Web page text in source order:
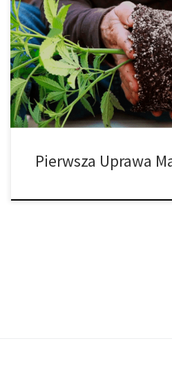
Jesteś więc gotowy, aby rozpocząć
automatycznie kwitnących, ale nie
Wyszukiwanie w Internecie wydaje
nieskończonej różnorodności
kiedy i gdzie uprawiać marihuanę.
zdezorientowany niż na początku,
Pierwsza Uprawa